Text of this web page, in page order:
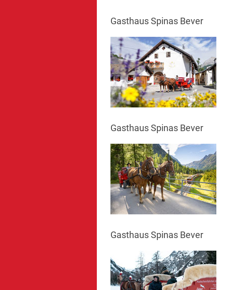
Gasthaus Spinas Bever
Gasthaus Spinas Bever
Gasthaus Spinas Bever